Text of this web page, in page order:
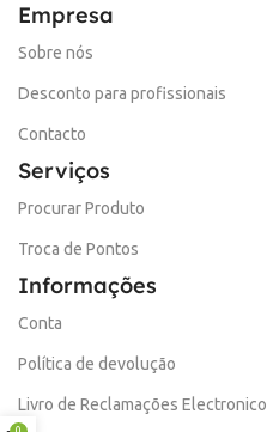
Empresa
Sobre nós
Desconto para profissionais
Contacto
Serviços
Procurar Produto
Troca de Pontos
Informações
Conta
Política de devolução
Livro de Reclamações Electronico